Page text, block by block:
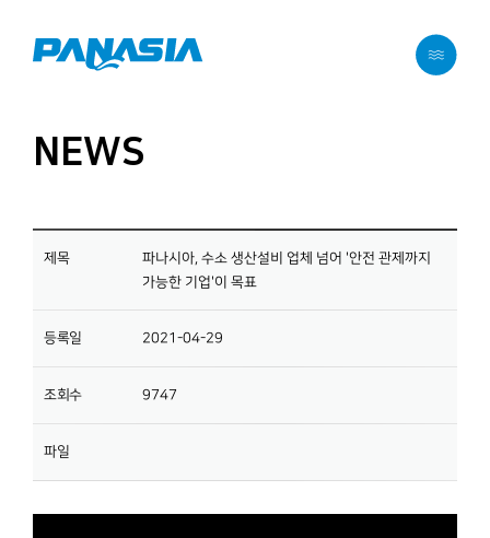
NEWS
제목 파나시아, 수소 생산설비 업체 넘어 '안전 관제까지
가능한 기업'이 목표
등록일 2021-04-29
조회수 9747
파일